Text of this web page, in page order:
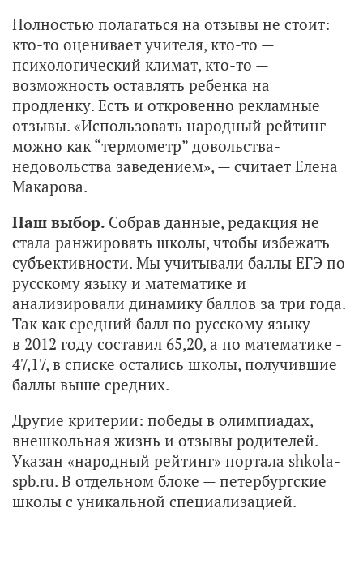
Полностью полагаться на отзывы не стоит:
кто-то оценивает учителя, кто-то —
психологический климат, кто-то —
возможность оставлять ребенка на
продленку. Есть и откровенно рекламные
отзывы. «Использовать народный рейтинг
можно как “термометр” довольства-
недовольства заведением», — считает Елена
Макарова.
Наш выбор. Собрав данные, редакция не
стала ранжировать школы, чтобы избежать
субъективности. Мы учитывали баллы ЕГЭ по
русскому языку и математике и
анализировали динамику баллов за три года.
Так как средний балл по русскому языку
в 2012 году составил 65,20, а по математике -
47,17, в списке остались школы, получившие
баллы выше средних.
Другие критерии: победы в олимпиадах,
внешкольная жизнь и отзывы родителей.
Указан «народный рейтинг» портала shkola-
spb.ru. В отдельном блоке — петербургские
школы с уникальной специализацией.